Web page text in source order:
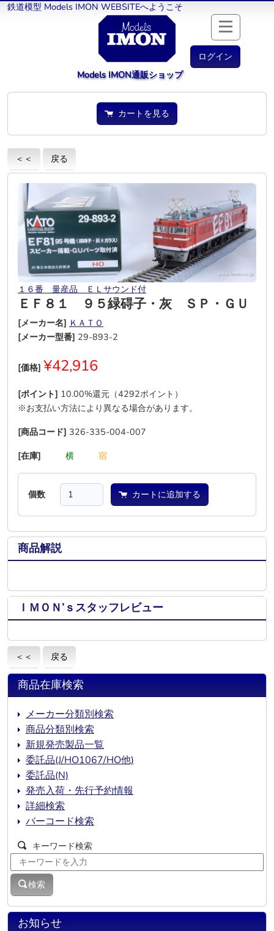
鉄道模型 Models IMON WEBSITEへようこそ
ログイン
Models IMON通販ショップ
カートを見る
＜＜ 戻る
１６番 量産品 ＥＬサウンド付
ＥＦ８１ ９５緑碍子・灰 ＳＰ・ＧＵ
[メーカー名] ＫＡＴＯ
[メーカー型番] 29-893-2
[価格] ¥42,916
[ポイント] 10.00%還元（4292ポイント）
※お支払い方法により異なる場合があります。
[商品コード] 326-335-004-007
[在庫]
横 宿
個数 カートに追加する
商品解説
ＩＭＯＮ’ｓスタッフレビュー
＜＜ 戻る
お知らせ
商品在庫検索
メーカー分類別検索
商品分類別検索
新規発売製品一覧
委託品(J/HO1067/HO他)
委託品(N)
発売入荷・先行予約情報
詳細検索
バーコード検索
キーワード検索
検索